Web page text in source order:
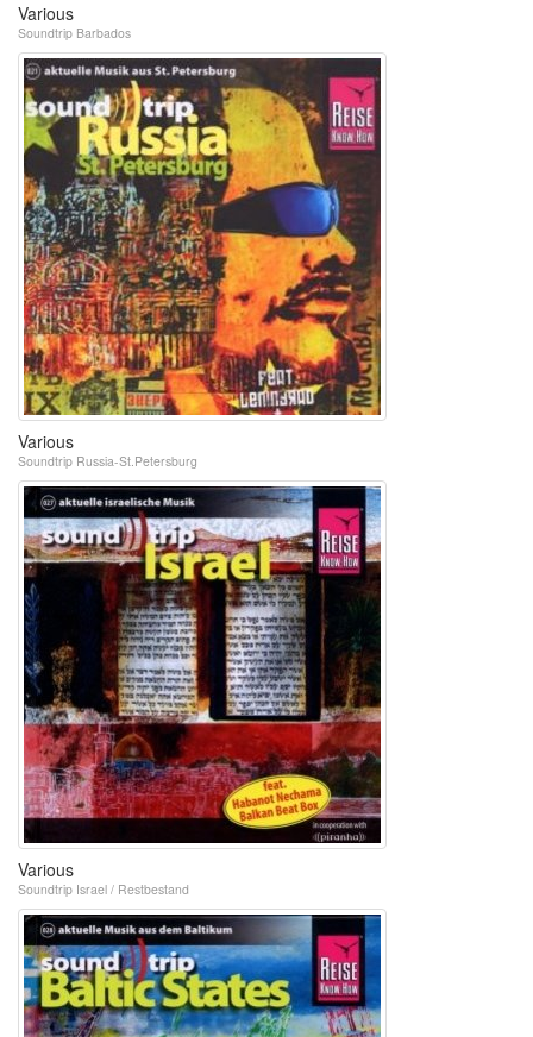
Various
Soundtrip Barbados
Various
Soundtrip Russia-St.Petersburg
Various
Soundtrip Israel / Restbestand